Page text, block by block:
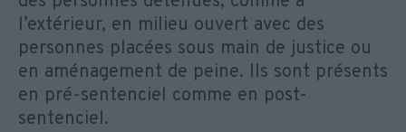
l’extérieur, en milieu ouvert avec des
personnes placées sous main de justice ou
en aménagement de peine. Ils sont présents
en pré-sentenciel comme en post-
sentenciel.